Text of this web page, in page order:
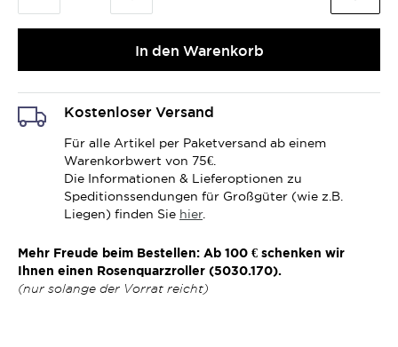
In den Warenkorb
Kostenloser Versand
Für alle Artikel per Paketversand ab einem
Warenkorbwert von 75€.
Die Informationen & Lieferoptionen zu
Speditionssendungen für Großgüter (wie z.B.
Liegen) finden Sie hier.
Mehr Freude beim Bestellen: Ab 100 € schenken wir
Ihnen einen Rosenquarzroller (5030.170).
(nur solange der Vorrat reicht)